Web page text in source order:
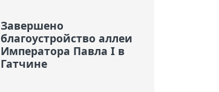
Завершено
благоустройство аллеи
Императора Павла I в
Гатчине